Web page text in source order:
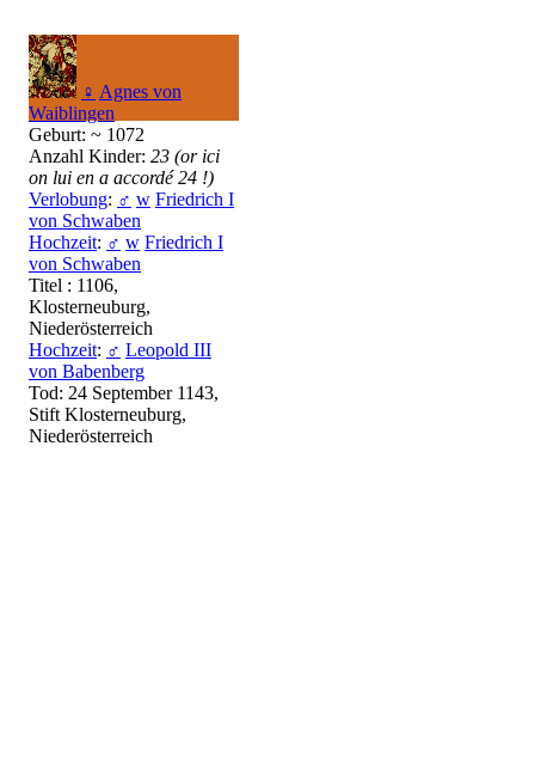
♀ Agnes von
Waiblingen
Geburt: ~ 1072
Anzahl Kinder: 23 (or ici
on lui en a accordé 24 !)
Verlobung: ♂ w Friedrich I
von Schwaben
Hochzeit: ♂ w Friedrich I
von Schwaben
Titel : 1106,
Klosterneuburg,
Niederösterreich
Hochzeit: ♂ Leopold III
von Babenberg
Tod: 24 September 1143,
Stift Klosterneuburg,
Niederösterreich